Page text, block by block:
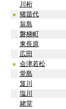
川桁
● 猪苗代
翁島
磐梯町
東長原
広田
● 会津若松
堂島
笈川
塩川
姥堂